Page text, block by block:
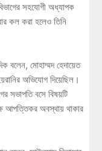
সহযোগী অধ্যাপক
কল করা হলেও তিনি
বলেন, মোহাম্মদ হেদায়েত
অভিযোগ দিয়েছিল।
সভাপতি বসে বিষয়টি
আপত্তিকর অবস্থায় থাকার